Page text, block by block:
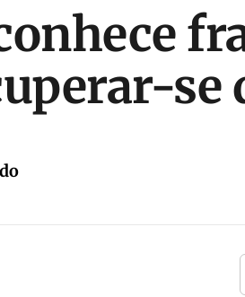
se